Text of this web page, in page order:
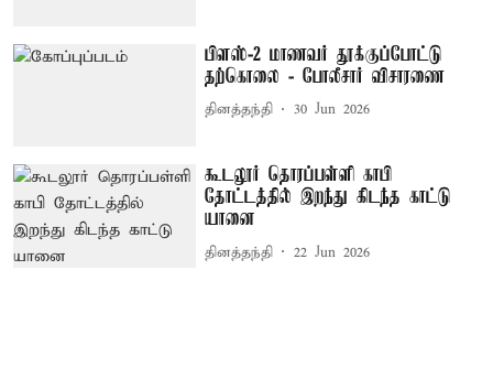
பிளஸ்-2 மாணவர் தூக்குப்போட்டு
தற்கொலை - போலீசார் விசாரணை
தினத்தந்தி 30 Jun 2026
கூடலூர் தொரப்பள்ளி காபி
தோட்டத்தில் இறந்து கிடந்த காட்டு
யானை
தினத்தந்தி 22 Jun 2026